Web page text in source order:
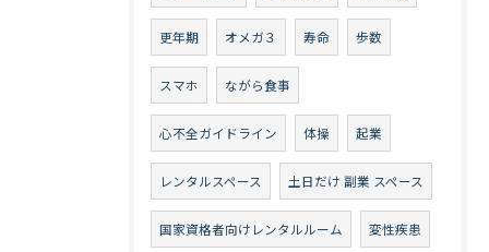
更年期 オメガ３ 寿命 歩数
スマホ ながら食事
心不全ガイドライン 体操 起業
レンタルスペース 土日だけ 副業 スペース
国家資格者向けレンタルルーム 変性疾患